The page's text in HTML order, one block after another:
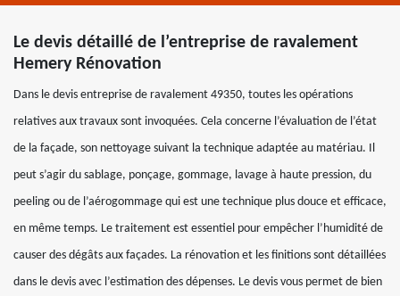
Le devis détaillé de l’entreprise de ravalement
Hemery Rénovation
Dans le devis entreprise de ravalement 49350, toutes les opérations
relatives aux travaux sont invoquées. Cela concerne l’évaluation de l’état
de la façade, son nettoyage suivant la technique adaptée au matériau. Il
peut s’agir du sablage, ponçage, gommage, lavage à haute pression, du
peeling ou de l’aérogommage qui est une technique plus douce et efficace,
en même temps. Le traitement est essentiel pour empêcher l’humidité de
causer des dégâts aux façades. La rénovation et les finitions sont détaillées
dans le devis avec l’estimation des dépenses. Le devis vous permet de bien